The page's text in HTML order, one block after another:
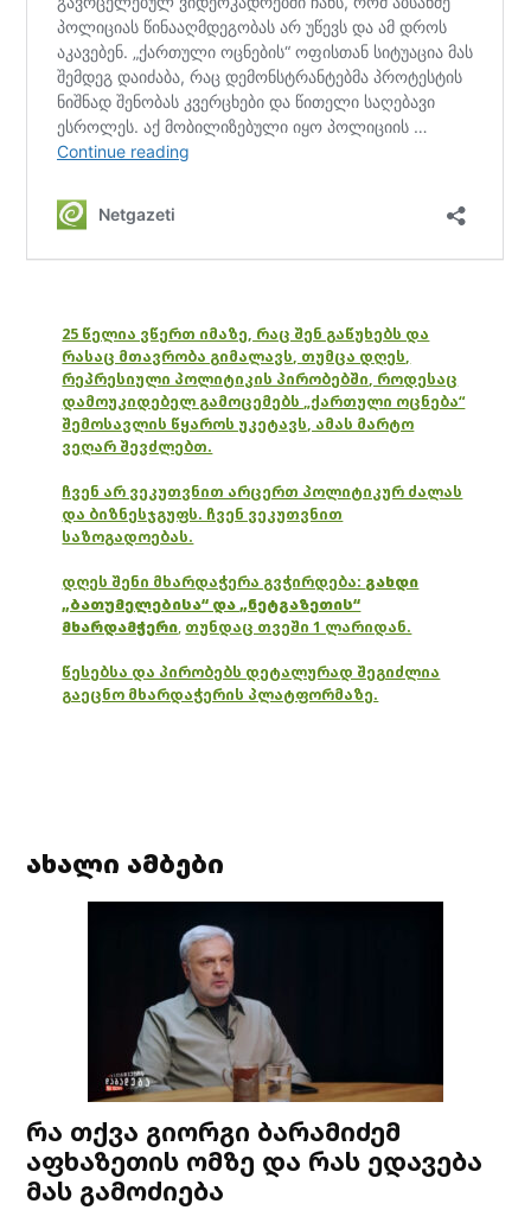
25 წელია ვწერთ იმაზე, რაც შენ გაწუხებს და
რასაც მთავრობა გიმალავს, თუმცა დღეს,
რეპრესიული პოლიტიკის პირობებში, როდესაც
დამოუკიდებელ გამოცემებს „ქართული ოცნება“
შემოსავლის წყაროს უკეტავს, ამას მარტო
ვეღარ შევძლებთ.
ჩვენ არ ვეკუთვნით არცერთ პოლიტიკურ ძალას
და ბიზნესჯგუფს. ჩვენ ვეკუთვნით
საზოგადოებას.
დღეს შენი მხარდაჭერა გვჭირდება: გახდი
„ბათუმელებისა“ და „ნეტგაზეთის“
მხარდამჭერი, თუნდაც თვეში 1 ლარიდან.
წესებსა და პირობებს დეტალურად შეგიძლია
გაეცნო მხარდაჭერის პლატფორმაზე.
ახალი ამბები
რა თქვა გიორგი ბარამიძემ
აფხაზეთის ომზე და რას ედავება
მას გამოძიება